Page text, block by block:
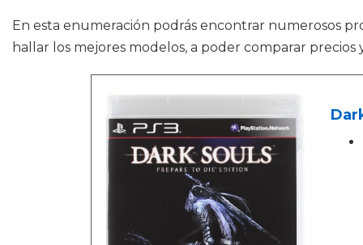
En esta enumeración podrás encontrar numerosos
hallar los mejores modelos, a poder comparar